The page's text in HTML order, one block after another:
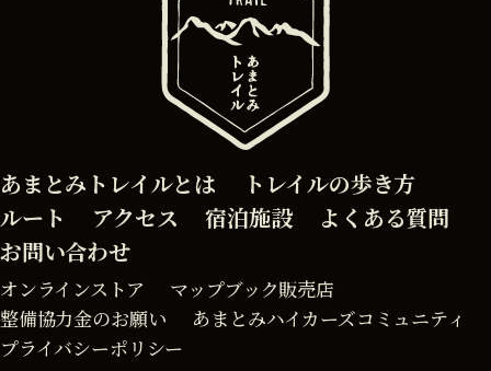
あまとみトレイルとは
トレイルの歩き方
ルート
アクセス 宿泊施設
よくある質問
お問い合わせ
オンラインストア
マップブック販売店
整備協力金のお願い
あまとみハイカーズコミュニティ
プライバシーポリシー